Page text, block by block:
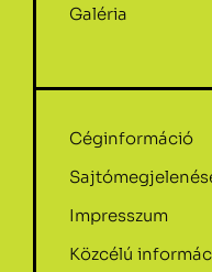
Galéria
Céginformáció
Impresszum
Közcélú